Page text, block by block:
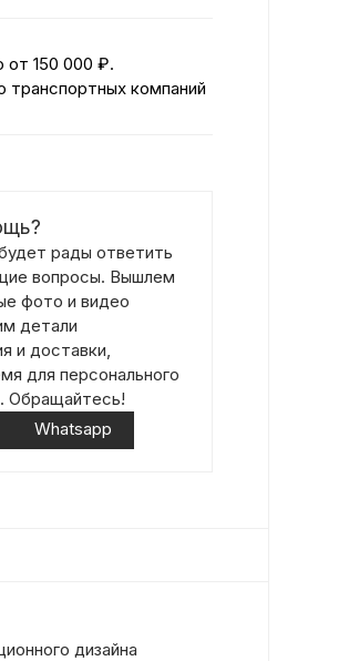
от 150 000 ₽.
компаний
рады ответить
вопросы. Вышлем
фото и видео
детали
и доставки,
для персонального
Обращайтесь!
Whatsapp
дизайна